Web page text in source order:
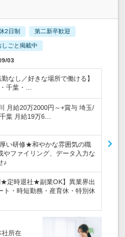
2日制 第二新卒歓迎
しごと掲載中
03
なし／好きな場所で働ける】
千葉・…
月給20万2000円～+賞与 埼玉/
葉 月給19万6…
い研修★和やかな雰囲気の職
やファイリング、データ入力な
♪
★定時退社★副業OK】異業界出
ト・時短勤務・産育休・特別休
社所在